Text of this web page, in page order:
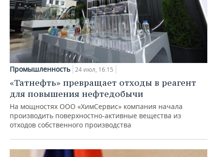
Промышленность 24 июл, 16:15
«Татнефть» превращает отходы в реагент
для повышения нефтедобычи
На мощностях ООО «ХимСервис» компания начала
производить поверхностно-активные вещества из
отходов собственного производства